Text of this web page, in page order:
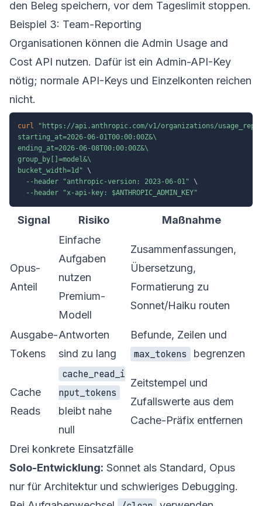
den Beleg speichern, vor dem Tageslimit stoppen.
Beispiel 3: Team-Reporting
Organisationen können die Admin Usage and
Cost API nutzen. Dafür ist ein Admin-API-Key
nötig; normale API-Keys und Einzelkonten reichen
nicht.
curl
"https://api.anthropic.com/v1/organizations/
starting_at=2026-06-01T00:00:00Z&\
ending_at=2026-06-08T00:00:00Z&\
group_by[]=model&\
bucket_width=1d" \
--header
"anthropic-version: 2023-06-01" \
--header
"x-api-key: $ANTHROPIC_ADMIN_KEY"
Signal Risiko Maßnahme
Opus-
Anteil
Einfache
Aufgaben
nutzen
Premium-
Modell
Zusammenfassungen,
Übersetzung,
Formatierung zu
Sonnet/Haiku routen
Ausgabe-
Tokens
Antworten
sind zu lang
Befunde, Zeilen und
max_tokens
begrenzen
Cache
Reads
cache_read_i
nput_tokens
bleibt nahe
null
Zeitstempel und
Zufallswerte aus dem
Cache-Präfix entfernen
Drei konkrete Einsatzfälle
Solo-Entwicklung: Sonnet als Standard, Opus
nur für Architektur und schwieriges Debugging.